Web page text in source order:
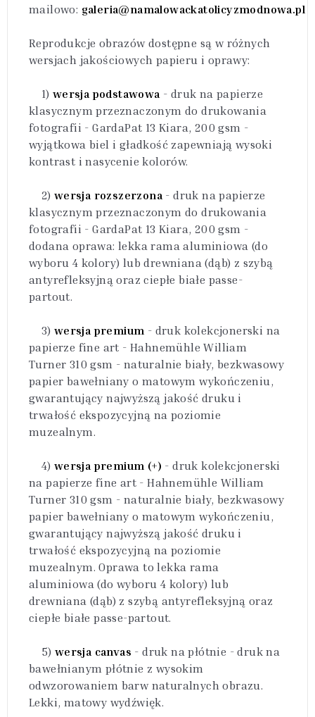
mailowo: galeria@namalowackatolicyzmodnowa.pl
Reprodukcje obrazów dostępne są w różnych
wersjach jakościowych papieru i oprawy:
1) wersja podstawowa - druk na papierze
klasycznym przeznaczonym do drukowania
fotografii - GardaPat 13 Kiara, 200 gsm -
wyjątkowa biel i gładkość zapewniają wysoki
kontrast i nasycenie kolorów.
2) wersja rozszerzona - druk na papierze
klasycznym przeznaczonym do drukowania
fotografii - GardaPat 13 Kiara, 200 gsm -
dodana oprawa: lekka rama aluminiowa (do
wyboru 4 kolory) lub drewniana (dąb) z szybą
antyrefleksyjną oraz ciepłe białe passe-
partout.
3) wersja premium - druk kolekcjonerski na
papierze fine art - Hahnemühle William
Turner 310 gsm - naturalnie biały, bezkwasowy
papier bawełniany o matowym wykończeniu,
gwarantujący najwyższą jakość druku i
trwałość ekspozycyjną na poziomie
muzealnym.
4) wersja premium (+) - druk kolekcjonerski
na papierze fine art - Hahnemühle William
Turner 310 gsm - naturalnie biały, bezkwasowy
papier bawełniany o matowym wykończeniu,
gwarantujący najwyższą jakość druku i
trwałość ekspozycyjną na poziomie
muzealnym. Oprawa to lekka rama
aluminiowa (do wyboru 4 kolory) lub
drewniana (dąb) z szybą antyrefleksyjną oraz
ciepłe białe passe-partout.
5) wersja canvas - druk na płótnie - druk na
bawełnianym płótnie z wysokim
odwzorowaniem barw naturalnych obrazu.
Lekki, matowy wydźwięk.